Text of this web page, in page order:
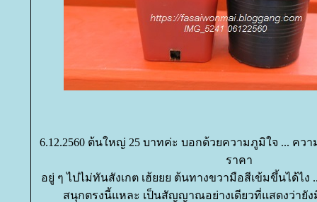
6.12.2560 ต้นใหญ่ 25 บาทค่ะ บอกด้วยความภูมิใจ ... คว
ราคา
อยู่ ๆ ไปไม่ทันสังเกต เฮ้ยยย ต้นทางขวามือสีเข้มขึ้นได้ไง
สนุกตรงนี้แหละ เป็นสัญญาณอย่างเดียวที่แสดงว่ายัง